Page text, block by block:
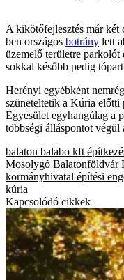
A kikötőfejlesztés már két
ben országos botrány lett
üzemelő területre
sokkal később pedig
Herényi egyébként
szüneteltetik a Kúria
Egyesület egyhangúlag a
többségi álláspontot végül
balaton balabo kft
Mosolygó Balatonföldvár
kormányhivatal építési
kúria
Kapcsolódó cikkek